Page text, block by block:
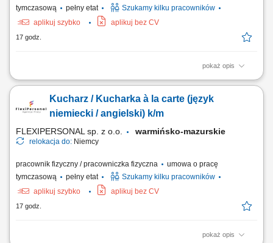
tymczasową
pełny etat
Szukamy kilku pracowników
aplikuj szybko
aplikuj bez CV
17 godz.
pokaż opis
Opis stanowiska: Przygotowywanie dań à la carte; Dbanie o smak,
zapasów i organizacja pracy; Utrzymanie porządku i standardów
higieny; Czego oczekujemy: Doświadczenia jako kucharz; Znajomości
Kucharz / Kucharka à la carte (język
niemiecki / angielski) k/m
FLEXIPERSONAL sp. z o.o. warmińsko-mazurskie
relokacja do: Niemcy
pracownik fizyczny / pracowniczka fizyczna
umowa o pracę
tymczasową
pełny etat
Szukamy kilku pracowników
aplikuj szybko
aplikuj bez CV
17 godz.
pokaż opis